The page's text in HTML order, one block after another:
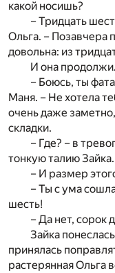
какой носишь?
– Тридцать
Ольга. – Позавчера
довольна: из
И она
– Боюсь, ты
Маня. – Не хотела
очень даже
складки.
– Где? – в
тонкую талию Зайка.
– И размер
– Ты с ума
шесть!
– Да нет, сорок
Зайка
принялась
растерянная Ольга